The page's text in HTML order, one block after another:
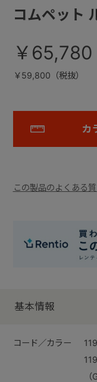
コムペット
￥65,780
￥59,800（税抜）
カ
この製品のよくある
基本情報
コード／カラー
（